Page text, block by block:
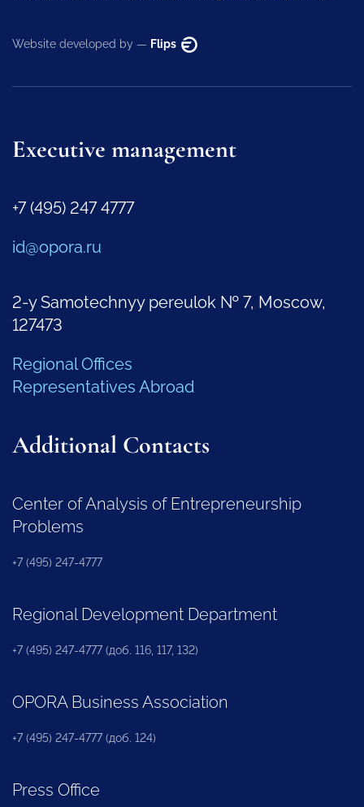
Website developed by — Flips
Executive management
+7 (495) 247 4777
id@opora.ru
2-y Samotechnyy pereulok № 7, Moscow,
127473
Regional Offices
Representatives Abroad
Additional Contacts
Center of Analysis of Entrepreneurship
Problems
+7 (495) 247-4777
Regional Development Department
+7 (495) 247-4777 (доб. 116, 117, 132)
OPORA Business Association
+7 (495) 247-4777 (доб. 124)
Press Office